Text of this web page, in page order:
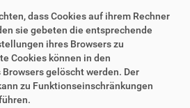
dass Cookies auf ihrem Rechner
sie gebeten die entsprechende
ihres Browsers zu
Cookies können in den
gelöscht werden. Der
zu Funktionseinschränkungen